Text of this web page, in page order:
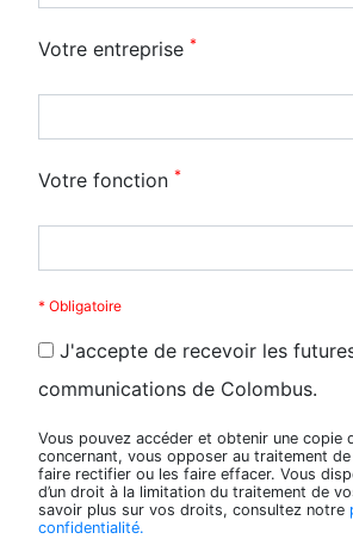
Votre entreprise *
Votre fonction *
* Obligatoire
J'accepte de recevoir les
communications de Colombus.
Vous pouvez accéder et obtenir une copie
concernant, vous opposer au traitement
faire rectifier ou les faire effacer. Vous
d’un droit à la limitation du traitement de
savoir plus sur vos droits, consultez notre
confidentialité.